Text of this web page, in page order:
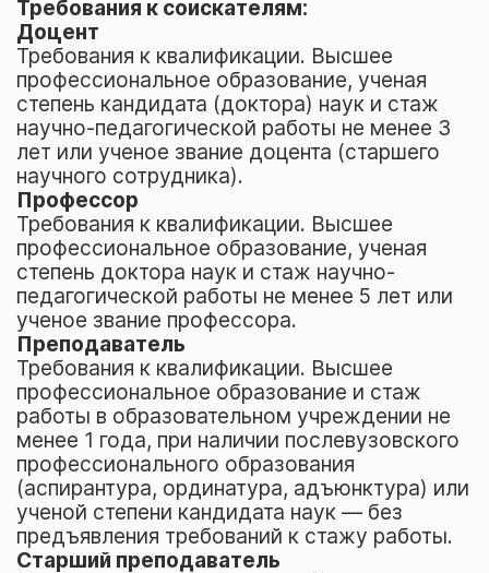
Требования к соискателям:
Доцент
Требования к квалификации. Высшее
профессиональное образование, ученая
степень кандидата (доктора) наук и стаж
научно-педагогической работы не менее 3
лет или ученое звание доцента (старшего
научного сотрудника).
Профессор
Требования к квалификации. Высшее
профессиональное образование, ученая
степень доктора наук и стаж научно-
педагогической работы не менее 5 лет или
ученое звание профессора.
Преподаватель
Требования к квалификации. Высшее
профессиональное образование и стаж
работы в образовательном учреждении не
менее 1 года, при наличии послевузовского
профессионального образования
(аспирантура, ординатура, адъюнктура) или
ученой степени кандидата наук — без
предъявления требований к стажу работы.
Старший преподаватель